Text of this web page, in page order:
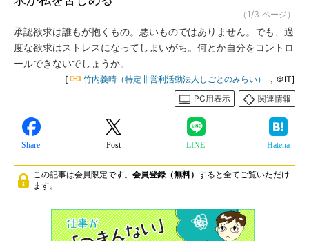
（1/3 ページ）
承認欲求は誰もが抱くもの。悪いものではありません。でも、過
度な欲求はストレスになってしまいがち。何とか自分をコントロ
ールできないでしょうか。
[ 竹内義晴（特定非営利活動法人しごとのみらい）
，＠IT]
PC用表示
関連情報
Share Post LINE Hatena
この記事は会員限定です。 会員登録（無料） すると全てご覧いただけ
ます。